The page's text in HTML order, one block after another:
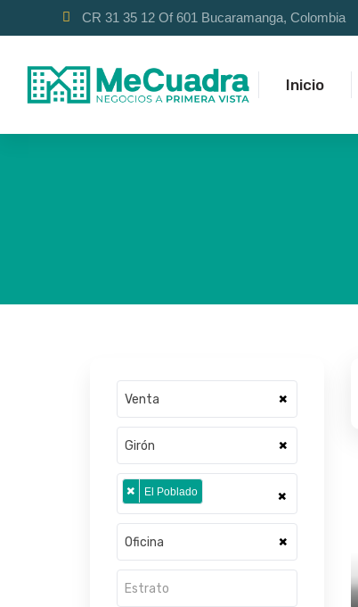
CR 31 35 12 Of 601 Bucaramanga, Colombia
Inicio
×
Venta
×
Girón
×
× El Poblado
×
Oficina
Estrato